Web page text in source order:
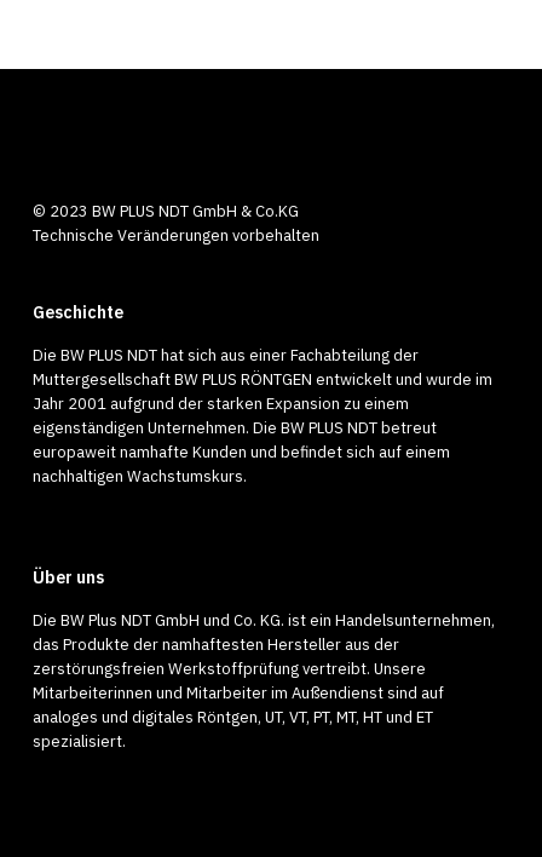
© 2023 BW PLUS NDT GmbH & Co.KG
Technische Veränderungen vorbehalten
Geschichte
Die BW PLUS NDT hat sich aus einer Fachabteilung der
Muttergesellschaft BW PLUS RÖNTGEN entwickelt und wurde im
Jahr 2001 aufgrund der starken Expansion zu einem
eigenständigen Unternehmen. Die BW PLUS NDT betreut
europaweit namhafte Kunden und befindet sich auf einem
nachhaltigen Wachstumskurs.
Über uns
Die BW Plus NDT GmbH und Co. KG. ist ein Handelsunternehmen,
das Produkte der namhaftesten Hersteller aus der
zerstörungsfreien Werkstoffprüfung vertreibt. Unsere
Mitarbeiterinnen und Mitarbeiter im Außendienst sind auf
analoges und digitales Röntgen, UT, VT, PT, MT, HT und ET
spezialisiert.